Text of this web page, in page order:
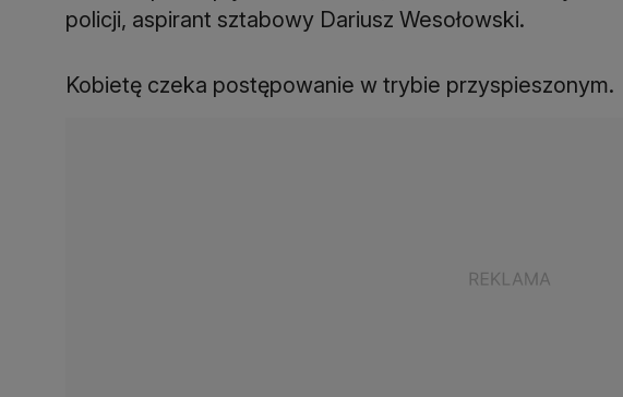
policji, aspirant sztabowy Dariusz Wesołowski.
Kobietę czeka postępowanie w trybie przyspieszonym.